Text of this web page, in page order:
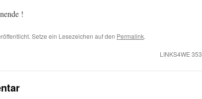
!
Setze ein Lesezeichen auf den Permalink.
LINKS4WE 353